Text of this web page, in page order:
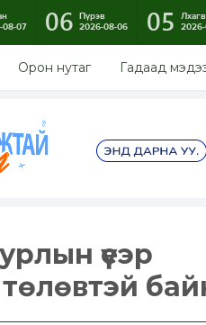
08-07
06 Пүрэв
2026-08-06
05
Орон нутаг Гадаад
үеэр